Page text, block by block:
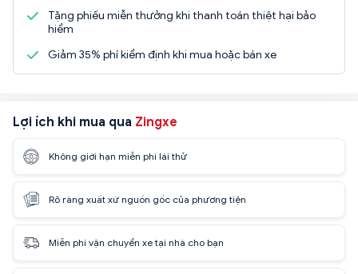
Tặng phiếu miễn thưởng khi thanh toán thiệt hại bảo
hiểm
Giảm 35% phí kiểm định khi mua hoặc bán xe
Lợi ích khi mua qua Zingxe
Không giới hạn miễn phí lái thử
Rõ ràng xuất xứ nguồn gốc của phương tiện
Miễn phí vận chuyển xe tại nhà cho bạn